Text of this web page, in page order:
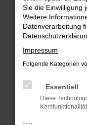
Hier sind ein paar
Überprüfe
Laden andere
Suchmaschine?
Prüfe deine
können das
verhindern.
anderen
Sie die Einwilligung
Weitere
Datenverarbeitung
Impressum
Folgende Kategorien
Essentiell
Diese